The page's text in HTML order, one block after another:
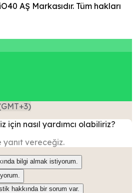
AŞ Markasıdır. Tüm hakları
için nasıl yardımcı olabiliriz?
vereceğiz.
bilgi almak istiyorum.
hakkında bir sorum var.